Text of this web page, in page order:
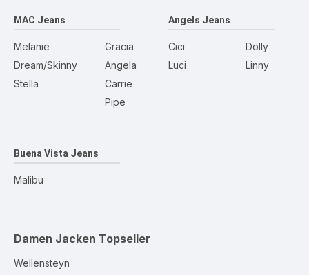
MAC Jeans
Melanie
Dream/Skinny
Stella
Gracia
Angela
Carrie
Pipe
Angels Jeans
Cici
Luci
Dolly
Linny
Buena Vista Jeans
Malibu
Damen Jacken Topseller
Wellensteyn